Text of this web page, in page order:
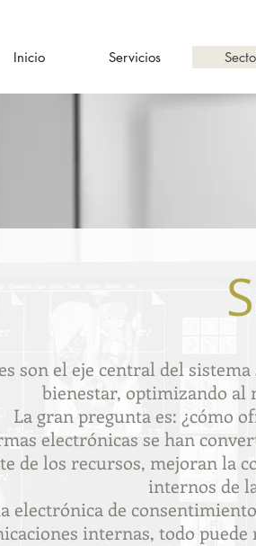
Inicio Servicios
son el eje central del
bienestar, optimizando al
La gran pregunta es: ¿cómo
electrónicas se han
de los recursos, mejoran la
internos de
electrónica de
internas, todo